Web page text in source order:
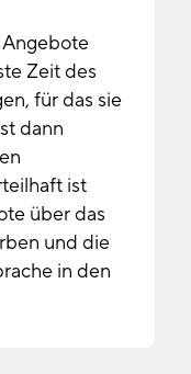
Zeit des
für das sie
dann
ist
über das
und die
in den